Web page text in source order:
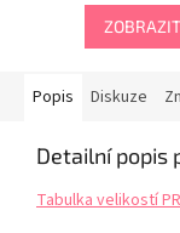
Popis Diskuze
Detailní popis
Tabulka velikostí